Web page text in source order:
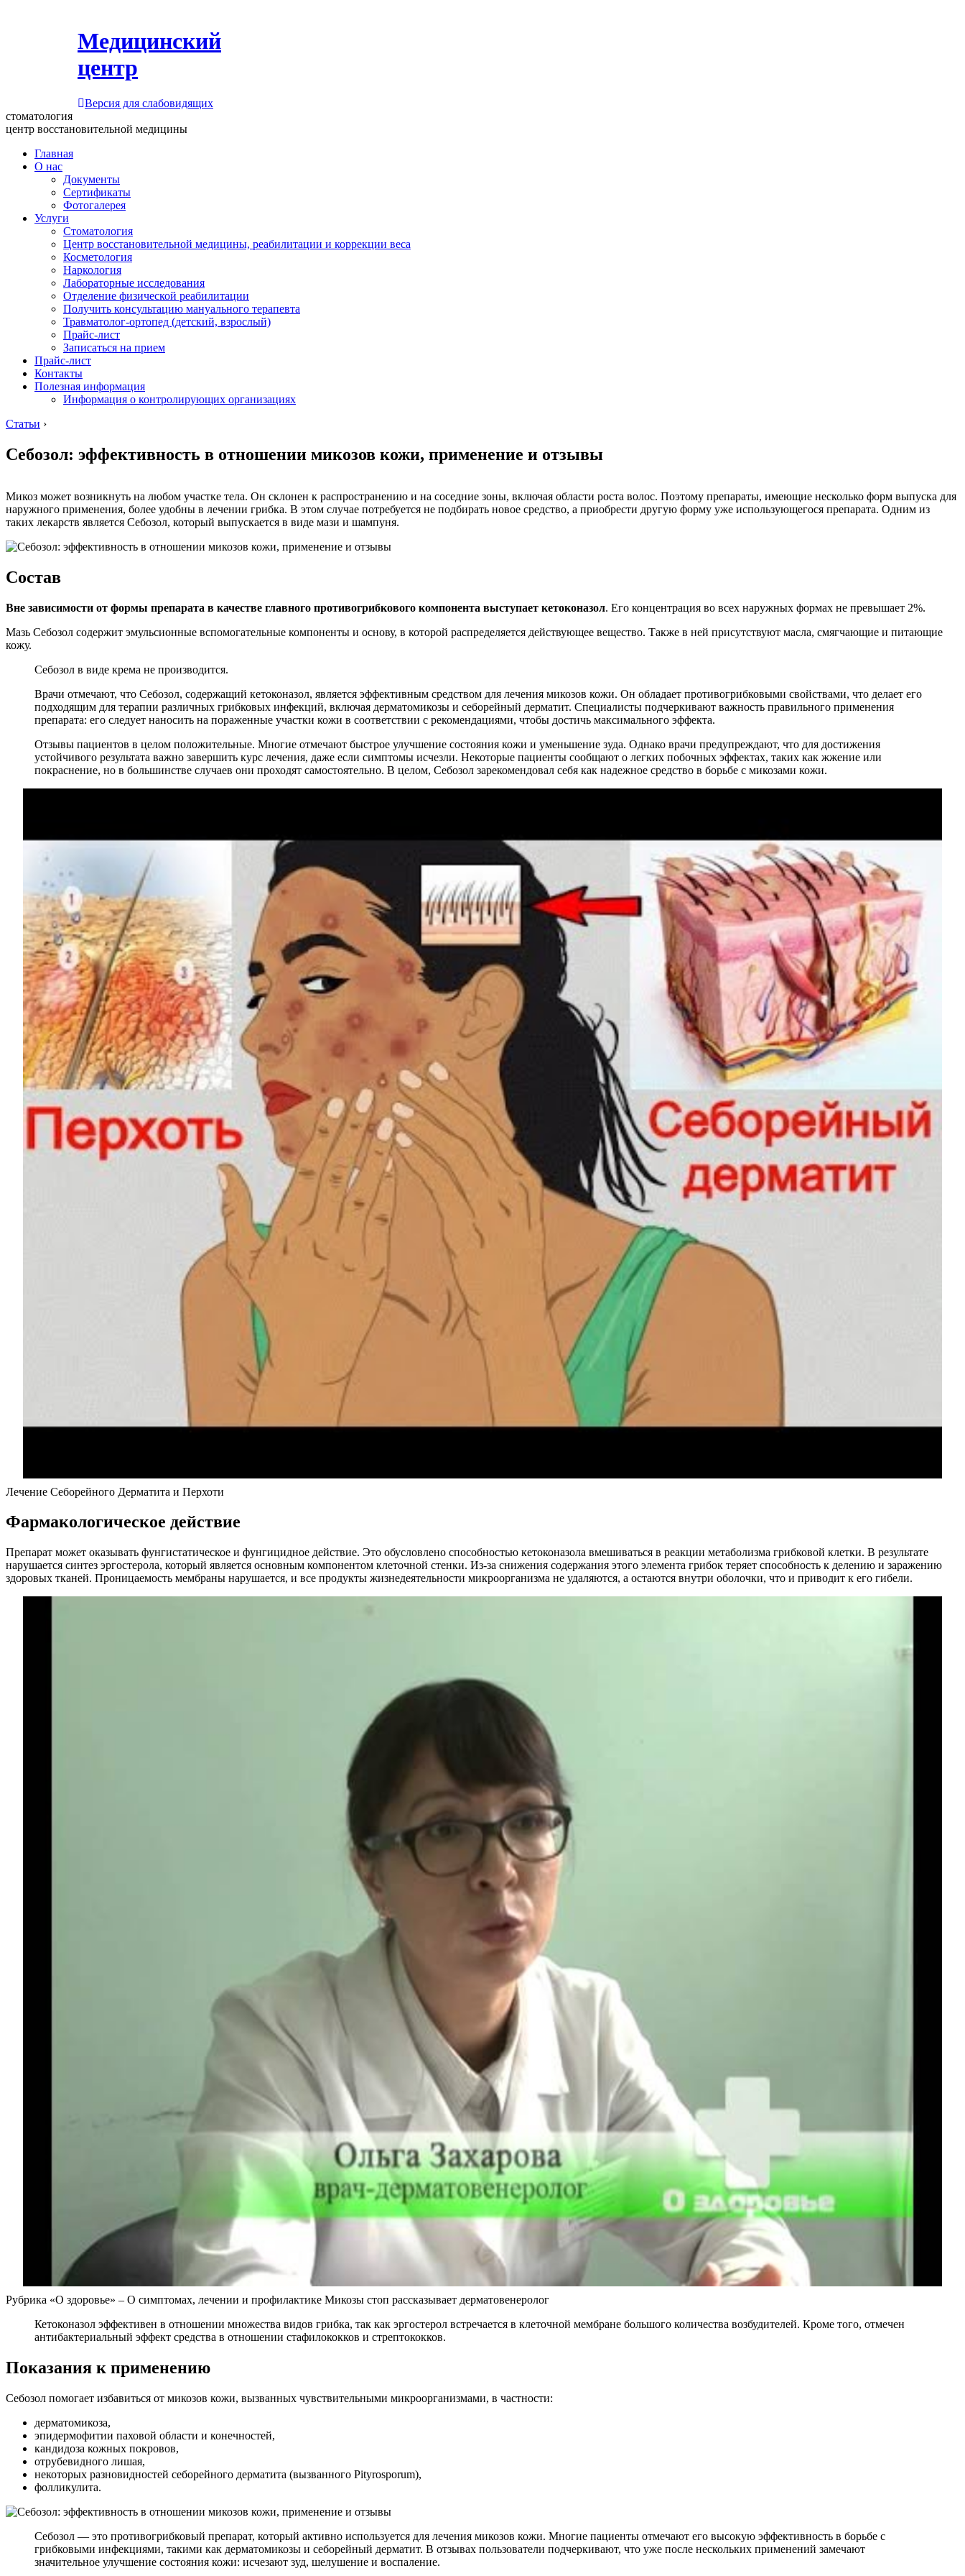
Медицинский
центр
Версия для слабовидящих
стоматология
центр восстановительной медицины
Главная
О нас
Документы
Сертификаты
Фотогалерея
Услуги
Стоматология
Центр восстановительной медицины, реабилитации и коррекции веса
Косметология
Наркология
Лабораторные исследования
Отделение физической реабилитации
Получить консультацию мануального терапевта
Травматолог-ортопед (детский, взрослый)
Прайс-лист
Записаться на прием
Прайс-лист
Контакты
Полезная информация
Информация о контролирующих организациях
Статьи ›
Себозол: эффективность в отношении микозов кожи, применение и отзывы
Микоз может возникнуть на любом участке тела. Он склонен к распространению и на соседние зоны, включая области роста волос. Поэтому препараты, имеющие несколько форм выпуска для
наружного применения, более удобны в лечении грибка. В этом случае потребуется не подбирать новое средство, а приобрести другую форму уже использующегося препарата. Одним из
таких лекарств является Себозол, который выпускается в виде мази и шампуня.
Состав
Вне зависимости от формы препарата в качестве главного противогрибкового компонента выступает кетоконазол. Его концентрация во всех наружных формах не превышает 2%.
Мазь Себозол содержит эмульсионные вспомогательные компоненты и основу, в которой распределяется действующее вещество. Также в ней присутствуют масла, смягчающие и питающие
кожу.
Себозол в виде крема не производится.
Врачи отмечают, что Себозол, содержащий кетоконазол, является эффективным средством для лечения микозов кожи. Он обладает противогрибковыми свойствами, что делает его
подходящим для терапии различных грибковых инфекций, включая дерматомикозы и себорейный дерматит. Специалисты подчеркивают важность правильного применения
препарата: его следует наносить на пораженные участки кожи в соответствии с рекомендациями, чтобы достичь максимального эффекта.
Отзывы пациентов в целом положительные. Многие отмечают быстрое улучшение состояния кожи и уменьшение зуда. Однако врачи предупреждают, что для достижения
устойчивого результата важно завершить курс лечения, даже если симптомы исчезли. Некоторые пациенты сообщают о легких побочных эффектах, таких как жжение или
покраснение, но в большинстве случаев они проходят самостоятельно. В целом, Себозол зарекомендовал себя как надежное средство в борьбе с микозами кожи.
Лечение Себорейного Дерматита и Перхоти
Фармакологическое действие
Препарат может оказывать фунгистатическое и фунгицидное действие. Это обусловлено способностью кетоконазола вмешиваться в реакции метаболизма грибковой клетки. В результате
нарушается синтез эргостерола, который является основным компонентом клеточной стенки. Из-за снижения содержания этого элемента грибок теряет способность к делению и заражению
здоровых тканей. Проницаемость мембраны нарушается, и все продукты жизнедеятельности микроорганизма не удаляются, а остаются внутри оболочки, что и приводит к его гибели.
Рубрика «О здоровье» – О симптомах, лечении и профилактике Микозы стоп рассказывает дерматовенеролог
Кетоконазол эффективен в отношении множества видов грибка, так как эргостерол встречается в клеточной мембране большого количества возбудителей. Кроме того, отмечен
антибактериальный эффект средства в отношении стафилококков и стрептококков.
Показания к применению
Себозол помогает избавиться от микозов кожи, вызванных чувствительными микроорганизмами, в частности:
дерматомикоза,
эпидермофитии паховой области и конечностей,
кандидоза кожных покровов,
отрубевидного лишая,
некоторых разновидностей себорейного дерматита (вызванного Pityrosporum),
фолликулита.
Себозол — это противогрибковый препарат, который активно используется для лечения микозов кожи. Многие пациенты отмечают его высокую эффективность в борьбе с
грибковыми инфекциями, такими как дерматомикозы и себорейный дерматит. В отзывах пользователи подчеркивают, что уже после нескольких применений замечают
значительное улучшение состояния кожи: исчезают зуд, шелушение и воспаление.